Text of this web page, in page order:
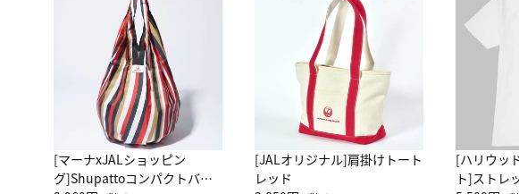
[マーナxJALショッピン
グ]Shupattoコンパクトバッ
[JALオリジナル]肩掛けトート
レッド
[ハリウッ
ト]ストレ